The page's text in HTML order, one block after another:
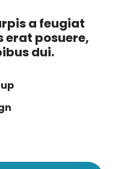
a feugiat
erat posuere,
dui.